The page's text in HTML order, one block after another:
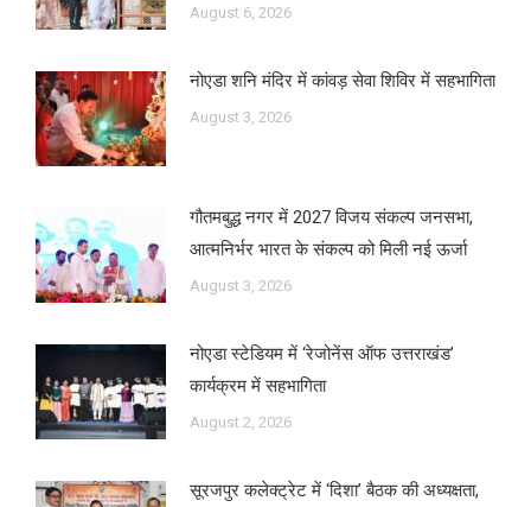
August 6, 2026
नोएडा शनि मंदिर में कांवड़ सेवा शिविर में सहभागिता
August 3, 2026
गौतमबुद्ध नगर में 2027 विजय संकल्प जनसभा,
आत्मनिर्भर भारत के संकल्प को मिली नई ऊर्जा
August 3, 2026
नोएडा स्टेडियम में ‘रेजोनेंस ऑफ उत्तराखंड’
कार्यक्रम में सहभागिता
August 2, 2026
सूरजपुर कलेक्ट्रेट में ‘दिशा’ बैठक की अध्यक्षता,